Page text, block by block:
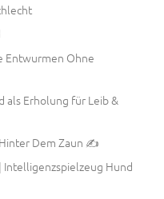
Entwurmen Ohne
als Erholung für Leib &
Dem Zaun ✍
Intelligenzspielzeug Hund